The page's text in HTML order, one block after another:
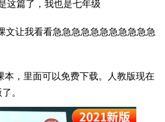
这篇了，我也是七年级
让我看看急急急急急急急急急急急
，里面可以免费下载。人教版现在
。